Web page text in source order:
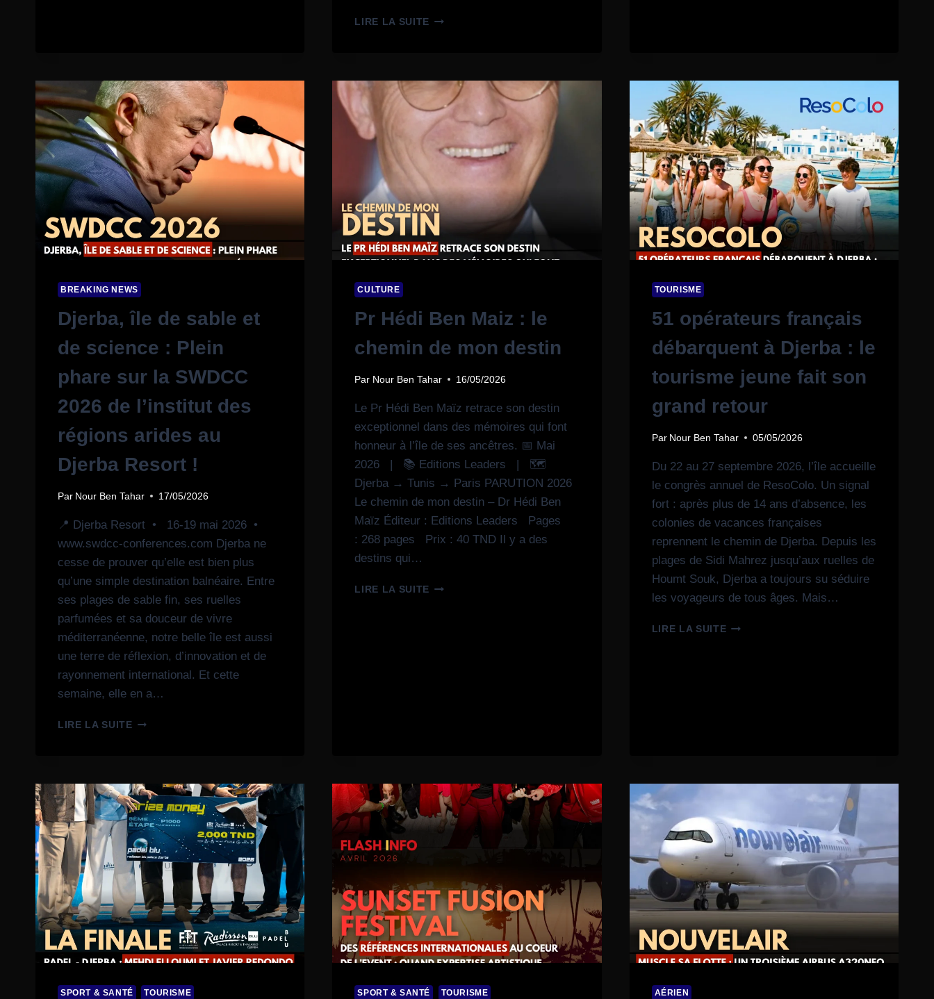
LIRE LA SUITE
BREAKING NEWS
Djerba, île de sable et
de science : Plein
phare sur la SWDCC
2026 de l’institut des
régions arides au
Djerba Resort !
Par Nour Ben Tahar 17/05/2026
📍 Djerba Resort • 16-19 mai 2026 •
www.swdcc-conferences.com Djerba ne
cesse de prouver qu’elle est bien plus
qu’une simple destination balnéaire. Entre
ses plages de sable fin, ses ruelles
parfumées et sa douceur de vivre
méditerranéenne, notre belle île est aussi
une terre de réflexion, d’innovation et de
rayonnement international. Et cette
semaine, elle en a…
LIRE LA SUITE
CULTURE
Pr Hédi Ben Maiz : le
chemin de mon destin
Par Nour Ben Tahar 16/05/2026
Le Pr Hédi Ben Maïz retrace son destin
exceptionnel dans des mémoires qui font
honneur à l’île de ses ancêtres. 📅 Mai
2026 | 📚 Editions Leaders | 🗺️
Djerba → Tunis → Paris PARUTION 2026
Le chemin de mon destin – Dr Hédi Ben
Maïz Éditeur : Editions Leaders Pages
: 268 pages Prix : 40 TND Il y a des
destins qui…
LIRE LA SUITE
TOURISME
51 opérateurs français
débarquent à Djerba : le
tourisme jeune fait son
grand retour
Par Nour Ben Tahar 05/05/2026
Du 22 au 27 septembre 2026, l’île accueille
le congrès annuel de ResoColo. Un signal
fort : après plus de 14 ans d’absence, les
colonies de vacances françaises
reprennent le chemin de Djerba. Depuis les
plages de Sidi Mahrez jusqu’aux ruelles de
Houmt Souk, Djerba a toujours su séduire
les voyageurs de tous âges. Mais…
LIRE LA SUITE
SPORT & SANTÉ TOURISME SPORT & SANTÉ TOURISME AÉRIEN